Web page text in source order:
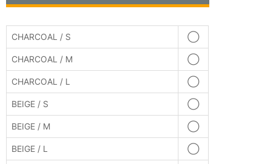
CHARCOAL / S ◯
CHARCOAL / M ◯
CHARCOAL / L ◯
BEIGE / S ◯
BEIGE / M ◯
BEIGE / L ◯